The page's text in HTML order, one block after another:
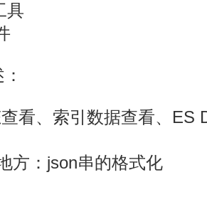
具
看、索引数据查看、ES
方：json串的格式化